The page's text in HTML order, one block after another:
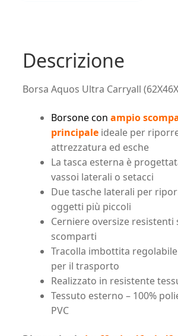
h42)
quantità
Descrizione
Borsa Aquos Ultra Carryall
Borsone con ampio
principaleideale per
attrezzatura ed esche
La tasca esterna è
vassoi laterali o setacci
Due tasche laterali per
oggetti più piccoli
Cerniere oversize
scomparti
Tracolla imbottita
per il trasporto
Realizzato in resistente
Tessuto esterno – 100%
PVC